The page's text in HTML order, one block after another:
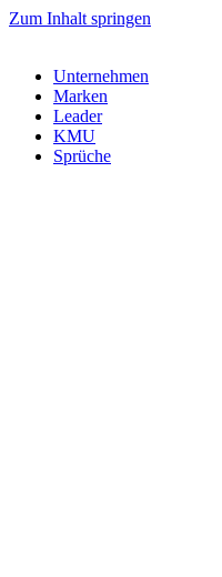
Zum Inhalt springen
Unternehmen
Marken
Leader
KMU
Sprüche